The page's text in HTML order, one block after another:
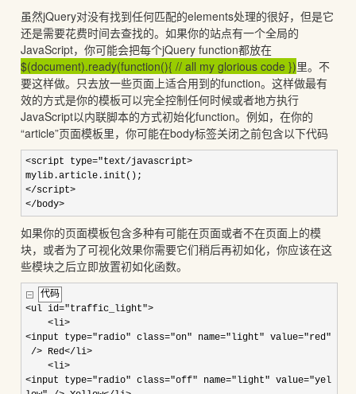
虽然jQuery对没有找到任何匹配的elements处理的很好，但是它
还是需要花费时间去查找的。如果你的站点有一个全局的
JavaScript，你可能会把每个jQuery function都放在
$(document).ready(function(){ // all my glorious code })里。不
要这样做。只去放一些页面上适合用到的function。这样做最有
效的方式是你的模板可以完全控制任何时候或者地方执行
JavaScript以内联脚本的方式初始化function。例如，在你的
“article”页面模板里，你可能在body标签关闭之前包含以下代码
<script type="text/javascript>
mylib.article.init();
</script>
</body>
如果你的页面模板包含多种有可能在页面或者不在页面上的模
块，或者为了可视化效果你需要它们稍后再初如化，你应该在这
些模块之后立即放置初如化函数。
代码
<ul id="traffic_light">
<li>
<input type="radio" class="on" name=" light" value="red"
/> Red</ li>
<li>
<input type="radio" class="off" name=" light" value="yel